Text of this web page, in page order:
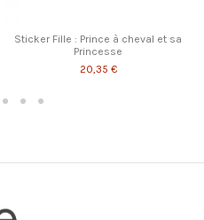
Sticker Fille : Prince à cheval et sa
Princesse
20,35 €